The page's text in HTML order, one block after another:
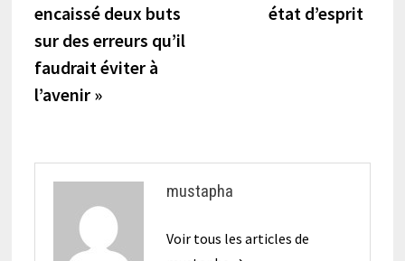
l’article
encaissé deux buts
sur des erreurs qu’il
faudrait éviter à
l’avenir »
état d’esprit
mustapha
Voir tous les articles de